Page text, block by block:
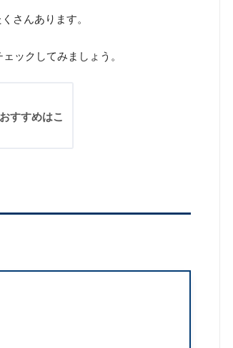
さんあります。
ックしてみましょう。
すすめはこ